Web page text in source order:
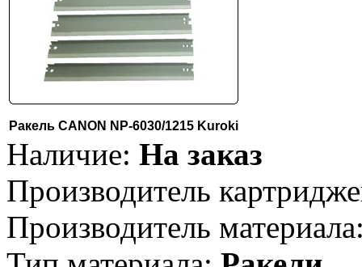
Ракель CANON NP-6030/1215 Kuroki
Наличие: На заказ
Производитель
Производитель